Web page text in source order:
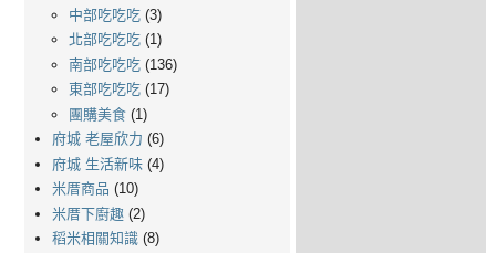
中部吃吃吃 (3)
北部吃吃吃 (1)
南部吃吃吃 (136)
東部吃吃吃 (17)
團購美食 (1)
府城 老屋欣力 (6)
府城 生活新味 (4)
米厝商品 (10)
米厝下廚趣 (2)
稻米相關知識 (8)